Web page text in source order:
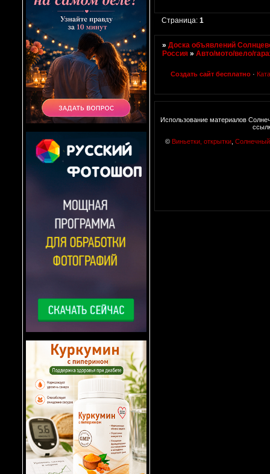
Страница:1
»Доска объявлений
Россия »Авто/мото/вело/
Создать сайт бесплатно ·
Использование материалов
© Виньетки, открытки,